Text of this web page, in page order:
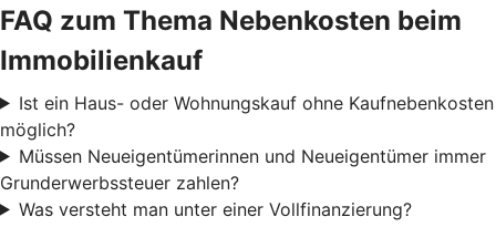
FAQ zum Thema Nebenkosten beim
Immobilienkauf
Ist ein Haus- oder Wohnungskauf ohne Kaufnebenkosten
möglich?
Müssen Neueigentümerinnen und Neueigentümer immer
Grunderwerbssteuer zahlen?
Was versteht man unter einer Vollfinanzierung?